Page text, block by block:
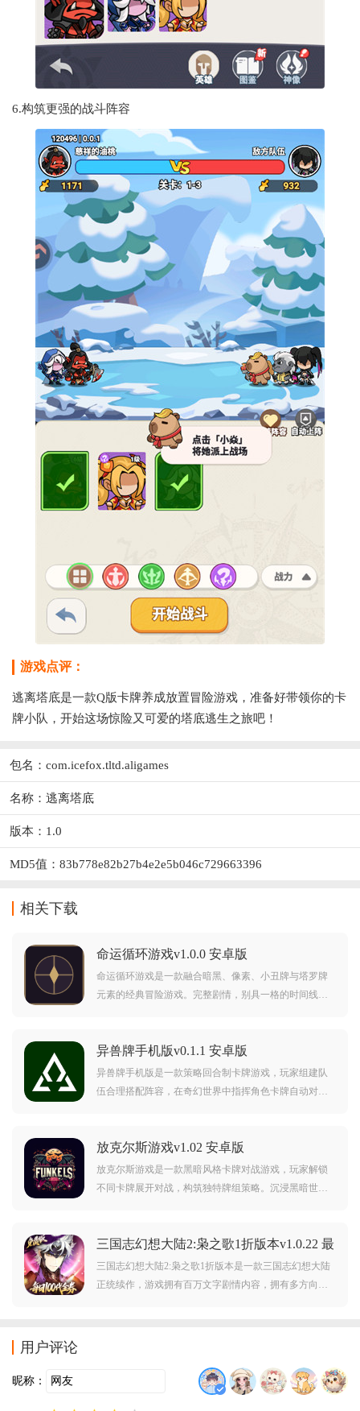
6.构筑更强的战斗阵容
游戏点评：
逃离塔底是一款Q版卡牌养成放置冒险游戏，准备好带领你的卡
牌小队，开始这场惊险又可爱的塔底逃生之旅吧！
包名：com.icefox.tltd.aligames
名称：逃离塔底
版本：1.0
MD5值：83b778e82b27b4e2e5b046c729663396
相关下载
命运循环游戏v1.0.0 安卓版
命运循环游戏是一款融合暗黑、像素、小丑牌与塔罗牌
元素的经典冒险游戏。完整剧情，别具一格的时间线流
挣脱轮回吗？
异兽牌手机版v0.1.1 安卓版
异兽牌手机版是一款策略回合制卡牌游戏，玩家组建队
伍合理搭配阵容，在奇幻世界中指挥角色卡牌自动对
这款游戏的朋友快来下载试试吧！
放克尔斯游戏v1.02 安卓版
放克尔斯游戏是一款黑暗风格卡牌对战游戏，玩家解锁
不同卡牌展开对战，构筑独特牌组策略。沉浸黑暗世界
术博弈，感受卡牌对战的独特魅力！
三国志幻想大陆2:枭之歌1折版本v1.0.22 最
新版
三国志幻想大陆2:枭之歌1折版本是一款三国志幻想大陆
正统续作，游戏拥有百万文字剧情内容，拥有多方向的
用户评论
昵称：